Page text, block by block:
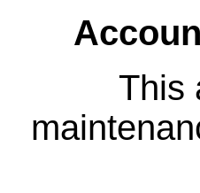
This